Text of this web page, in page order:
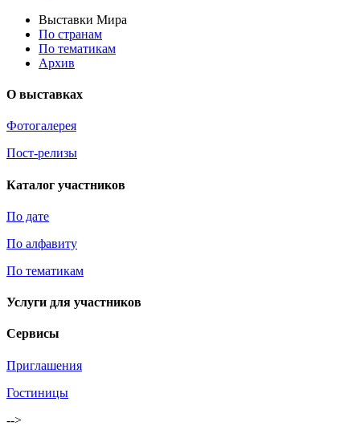
Выставки Мира
По странам
По тематикам
Архив
О выставках
Фотогалерея
Пост-релизы
Каталог участников
По дате
По алфавиту
По тематикам
Услуги для участников
Сервисы
Приглашения
Гостиницы
-->